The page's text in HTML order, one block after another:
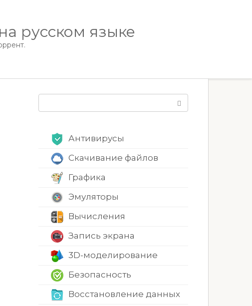
русском языке
Антивирусы
Скачивание файлов
Графика
Эмуляторы
Вычисления
Запись экрана
3D-моделирование
Безопасность
Восстановление данных